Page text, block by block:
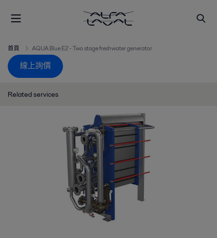
首頁 AQUA Blue E2 - Two stage freshwater generator
線上詢價
Related services